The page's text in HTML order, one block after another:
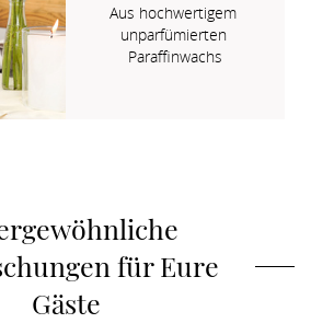
Aus hochwertigem
unparfümierten
Paraffinwachs
für Eure
Gäste